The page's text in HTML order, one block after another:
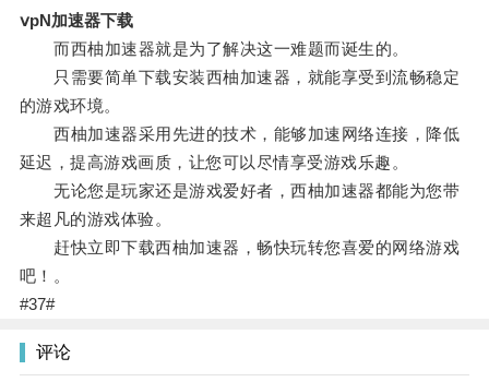
ⅴpN加速器下载
而西柚加速器就是为了解决这一难题而诞生的。
只需要简单下载安装西柚加速器，就能享受到流畅稳定
的游戏环境。
西柚加速器采用先进的技术，能够加速网络连接，降低
延迟，提高游戏画质，让您可以尽情享受游戏乐趣。
无论您是玩家还是游戏爱好者，西柚加速器都能为您带
来超凡的游戏体验。
赶快立即下载西柚加速器，畅快玩转您喜爱的网络游戏
吧！。
#37#
评论